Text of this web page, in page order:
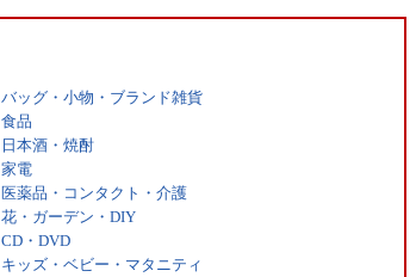
バッグ・小物・ブランド雑貨
食品
日本酒・焼酎
家電
医薬品・コンタクト・介護
花・ガーデン・DIY
CD・DVD
キッズ・ベビー・マタニティ